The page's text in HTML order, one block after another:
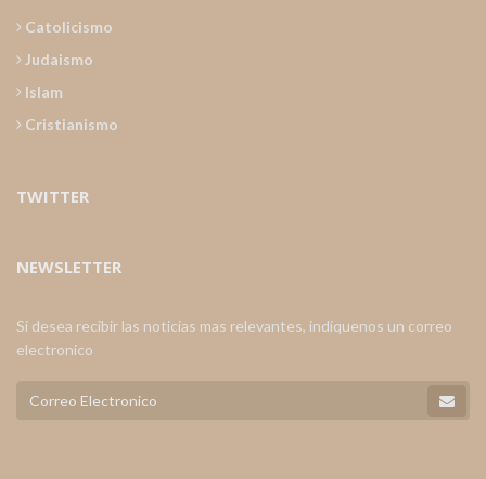
Catolicismo
Judaismo
Islam
Cristianismo
TWITTER
NEWSLETTER
Si desea recibir las noticias mas relevantes, indiquenos un correo
electronico